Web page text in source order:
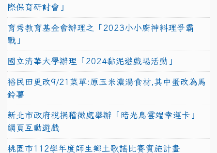
際保育研討會」
育秀教育基金會辦理之「2023小小廚神料理爭霸
戰」
國立清華大學辦理「2024黏泥遊戲場活動」
裕民田更改9/21菜單:原玉米濃湯食材,其中蛋改為馬
鈴薯
新北市政府稅捐稽徵處舉辦「暗光鳥雲端幸運卡」
網頁互動遊戲
桃園市112學年度師生鄉土歌謠比賽實施計畫